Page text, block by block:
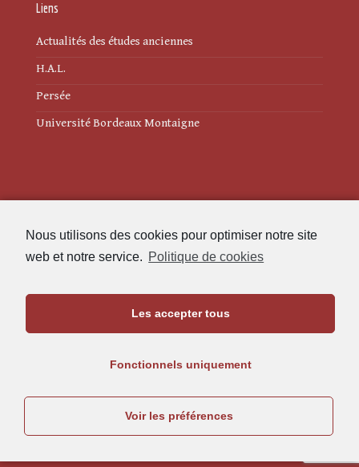
Nous utilisons des cookies pour optimiser notre site
web et notre service. Politique de cookies
Les accepter tous
Fonctionnels uniquement
Voir les préférences
Liens
Actualités des études anciennes
H.A.L.
Persée
Université Bordeaux Montaigne
Politique de cookies (UE)
Maison de l'Archéologie
05.57.12.45.63
rea@u-bordeaux-montaigne.fr